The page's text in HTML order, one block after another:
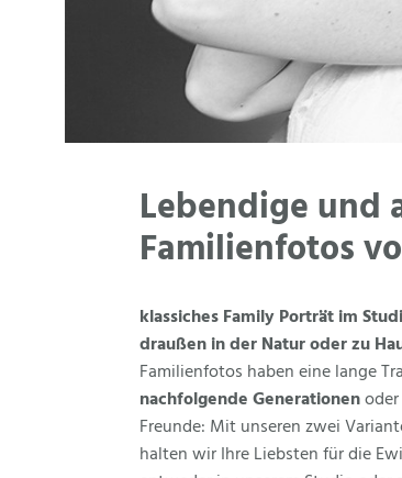
Lebendige und
Familienfotos
klassiches Family Porträt im
draußen in der Natur oder zu
Familienfotos haben eine lange
nachfolgende Generationenoder
Freunde: Mit unseren zwei
halten wir Ihre Liebsten für die